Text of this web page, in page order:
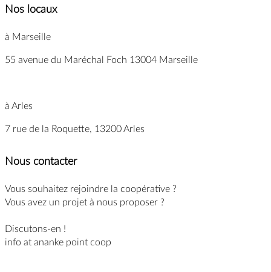
Nos locaux
à Marseille
55 avenue du Maréchal Foch 13004 Marseille
à Arles
7 rue de la Roquette, 13200 Arles
Nous contacter
Vous souhaitez rejoindre la coopérative ?
Vous avez un projet à nous proposer ?
Discutons-en !
info at ananke point coop